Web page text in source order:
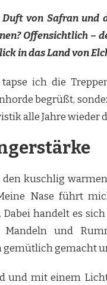
von Safran und
Offensichtlich –
in das Land von
tapse ich die
begrüßt,
alle Jahre wieder
kuschlig
Nase führt
Dabei handelt es
und
gemacht
und mit einem